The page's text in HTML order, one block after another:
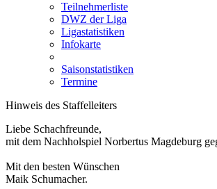
Teilnehmerliste
DWZ der Liga
Ligastatistiken
Infokarte
Saisonstatistiken
Termine
Hinweis des Staffelleiters
Liebe Schachfreunde,
mit dem Nachholspiel Norbertus Magdeburg
Mit den besten Wünschen
Maik Schumacher.